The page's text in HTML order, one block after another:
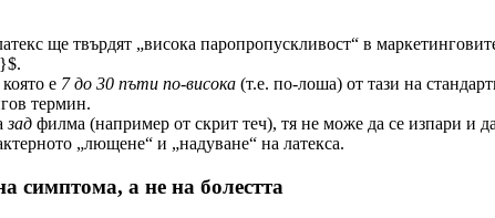
ще твърдят „висока паропропускливост“ в
е 7 до 30 пъти по-висока (т.е. по-лоша) от тази на
термин.
зад филма (например от скрит теч), тя не може да се изпари и
„лющене“ и „надуване“ на латекса.
симптома, а не на болестта